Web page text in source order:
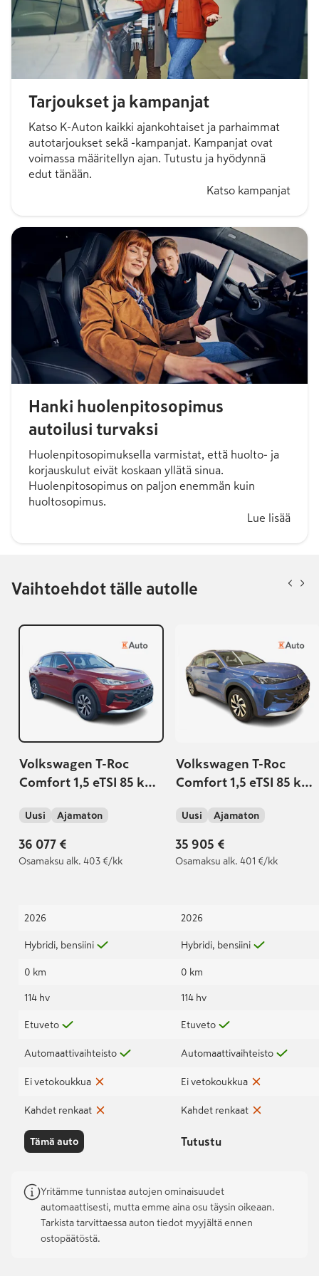
Tarjoukset ja kampanjat
Katso K-Auton kaikki ajankohtaiset ja parhaimmat
autotarjoukset sekä -kampanjat. Kampanjat ovat
voimassa määritellyn ajan. Tutustu ja hyödynnä
edut tänään.
Katso kampanjat
Hanki huolenpitosopimus
autoilusi turvaksi
Huolenpitosopimuksella varmistat, että huolto- ja
korjauskulut eivät koskaan yllätä sinua.
Huolenpitosopimus on paljon enemmän kuin
huoltosopimus.
Lue lisää
Vaihtoehdot tälle autolle
Volkswagen T-Roc
Comfort 1,5 eTSI 85 kW
automaatti | Varusteita
500 €:lla! |
Uusi Ajamaton
36 077 €
Osamaksu alk. 403 €/kk
2026
Hybridi, bensiini
0 km
114 hv
Etuveto
Automaattivaihteisto
Ei vetokoukkua
Kahdet renkaat
Tämä auto
Volkswagen T-Roc
Comfort 1,5 eTSI 85 kW
automaatti | Varusteita
500 €:lla! |
Uusi Ajamaton
35 905 €
Osamaksu alk. 401 €/kk
2026
Hybridi, bensiini
0 km
114 hv
Etuveto
Automaattivaihteisto
Ei vetokoukkua
Kahdet renkaat
Tutustu
Yritämme tunnistaa autojen ominaisuudet
automaattisesti, mutta emme aina osu täysin oikeaan.
Tarkista tarvittaessa auton tiedot myyjältä ennen
ostopäätöstä.